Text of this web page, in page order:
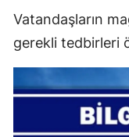
Vatandaşların
gerekli tedbirleri